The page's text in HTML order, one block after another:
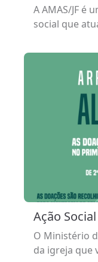
A AMAS/JF é
social que
Ação Social
O Ministério
da igreja que